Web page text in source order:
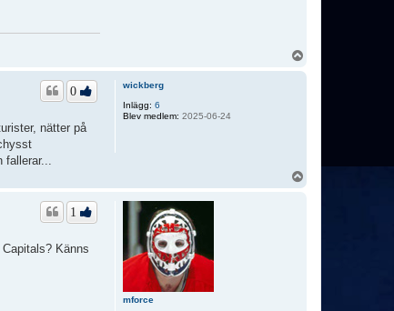
wickberg
Inlägg: 6
Blev medlem: 2025-06-24
0
nätter på
fallerar...
mforce
1
Känns